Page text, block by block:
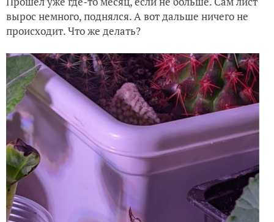
вырос немного, поднялся. А вот дальше ничего не
происходит. Что же делать?